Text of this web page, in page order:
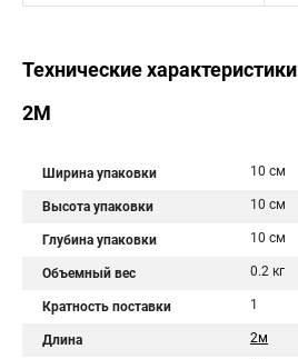
Технические
2M
Ширина упаковки 10 см
Высота упаковки 10 см
Глубина упаковки 10 см
Объемный вес 0.2 кг
Кратность поставки 1
Длина 2м